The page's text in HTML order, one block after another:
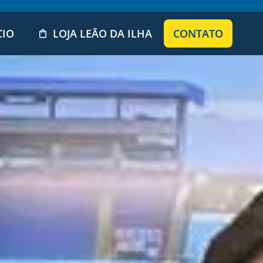
LOJA LEÃO DA ILHA CONTATO